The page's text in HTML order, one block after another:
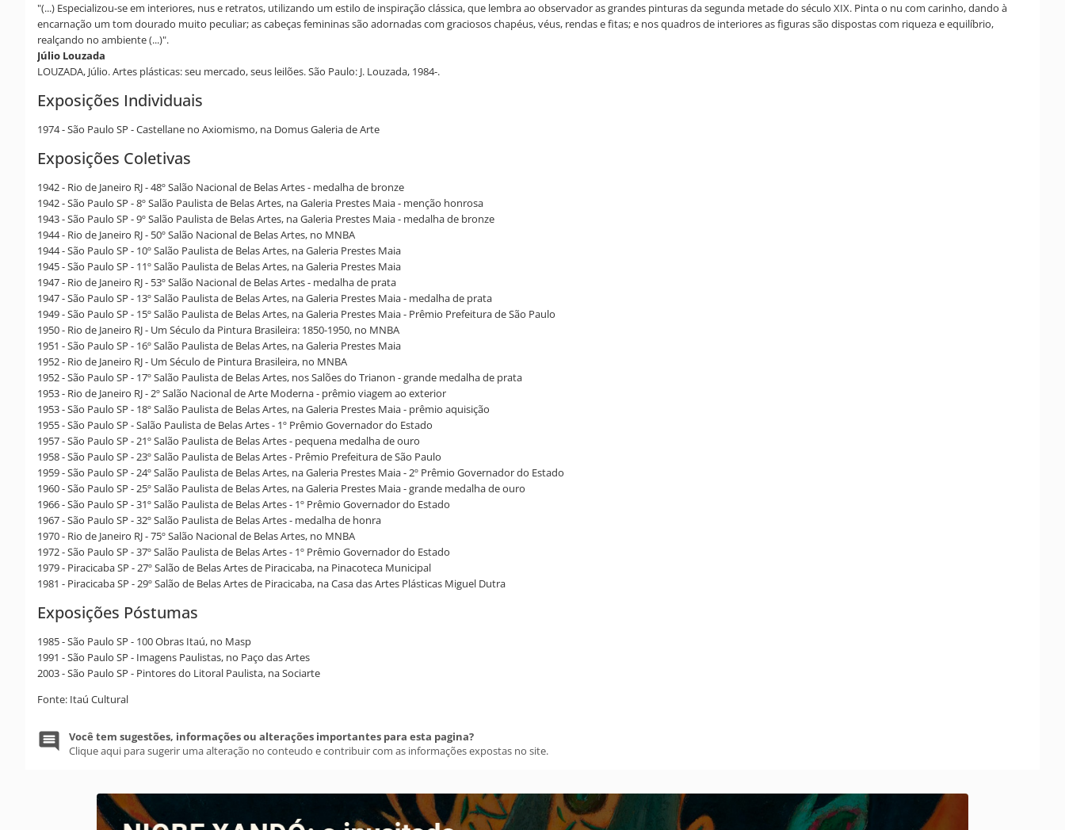
"(...) Especializou-se em interiores, nus e retratos, utilizando um estilo de inspiração clássica, que lembra ao observador as grandes pinturas da segunda metade do século XIX. Pinta o nu com carinho, dando à
encarnação um tom dourado muito peculiar; as cabeças femininas são adornadas com graciosos chapéus, véus, rendas e fitas; e nos quadros de interiores as figuras são dispostas com riqueza e equilíbrio,
realçando no ambiente (...)".
Júlio Louzada
LOUZADA, Júlio. Artes plásticas: seu mercado, seus leilões. São Paulo: J. Louzada, 1984-.
Exposições Individuais
1974 - São Paulo SP - Castellane no Axiomismo, na Domus Galeria de Arte
Exposições Coletivas
1942 - Rio de Janeiro RJ - 48º Salão Nacional de Belas Artes - medalha de bronze
1942 - São Paulo SP - 8º Salão Paulista de Belas Artes, na Galeria Prestes Maia - menção honrosa
1943 - São Paulo SP - 9º Salão Paulista de Belas Artes, na Galeria Prestes Maia - medalha de bronze
1944 - Rio de Janeiro RJ - 50º Salão Nacional de Belas Artes, no MNBA
1944 - São Paulo SP - 10º Salão Paulista de Belas Artes, na Galeria Prestes Maia
1945 - São Paulo SP - 11º Salão Paulista de Belas Artes, na Galeria Prestes Maia
1947 - Rio de Janeiro RJ - 53º Salão Nacional de Belas Artes - medalha de prata
1947 - São Paulo SP - 13º Salão Paulista de Belas Artes, na Galeria Prestes Maia - medalha de prata
1949 - São Paulo SP - 15º Salão Paulista de Belas Artes, na Galeria Prestes Maia - Prêmio Prefeitura de São Paulo
1950 - Rio de Janeiro RJ - Um Século da Pintura Brasileira: 1850-1950, no MNBA
1951 - São Paulo SP - 16º Salão Paulista de Belas Artes, na Galeria Prestes Maia
1952 - Rio de Janeiro RJ - Um Século de Pintura Brasileira, no MNBA
1952 - São Paulo SP - 17º Salão Paulista de Belas Artes, nos Salões do Trianon - grande medalha de prata
1953 - Rio de Janeiro RJ - 2º Salão Nacional de Arte Moderna - prêmio viagem ao exterior
1953 - São Paulo SP - 18º Salão Paulista de Belas Artes, na Galeria Prestes Maia - prêmio aquisição
1955 - São Paulo SP - Salão Paulista de Belas Artes - 1º Prêmio Governador do Estado
1957 - São Paulo SP - 21º Salão Paulista de Belas Artes - pequena medalha de ouro
1958 - São Paulo SP - 23º Salão Paulista de Belas Artes - Prêmio Prefeitura de São Paulo
1959 - São Paulo SP - 24º Salão Paulista de Belas Artes, na Galeria Prestes Maia - 2º Prêmio Governador do Estado
1960 - São Paulo SP - 25º Salão Paulista de Belas Artes, na Galeria Prestes Maia - grande medalha de ouro
1966 - São Paulo SP - 31º Salão Paulista de Belas Artes - 1º Prêmio Governador do Estado
1967 - São Paulo SP - 32º Salão Paulista de Belas Artes - medalha de honra
1970 - Rio de Janeiro RJ - 75º Salão Nacional de Belas Artes, no MNBA
1972 - São Paulo SP - 37º Salão Paulista de Belas Artes - 1º Prêmio Governador do Estado
1979 - Piracicaba SP - 27º Salão de Belas Artes de Piracicaba, na Pinacoteca Municipal
1981 - Piracicaba SP - 29º Salão de Belas Artes de Piracicaba, na Casa das Artes Plásticas Miguel Dutra
Exposições Póstumas
1985 - São Paulo SP - 100 Obras Itaú, no Masp
1991 - São Paulo SP - Imagens Paulistas, no Paço das Artes
2003 - São Paulo SP - Pintores do Litoral Paulista, na Sociarte
Fonte: Itaú Cultural
Você tem sugestões, informações ou alterações importantes para esta pagina?
Clique aqui para sugerir uma alteração no conteudo e contribuir com as informações expostas no site.